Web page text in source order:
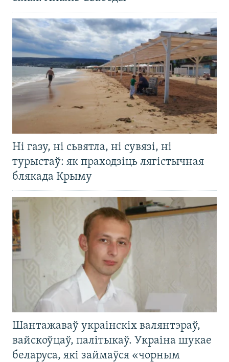
Ні газу, ні сьвятла, ні сувязі, ні
турыстаў: як праходзіць лягістычная
блякада Крыму
Шантажаваў украінскіх валянтэраў,
вайскоўцаў, палітыкаў. Украіна шукае
беларуса, які займаўся «чорным